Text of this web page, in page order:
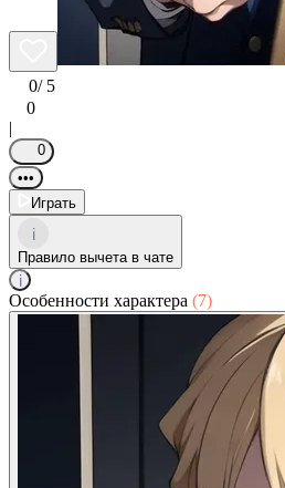
0/ 5
0
|
0
•••
Играть
i
Правило вычета в чате
i
Особенности характера (7)